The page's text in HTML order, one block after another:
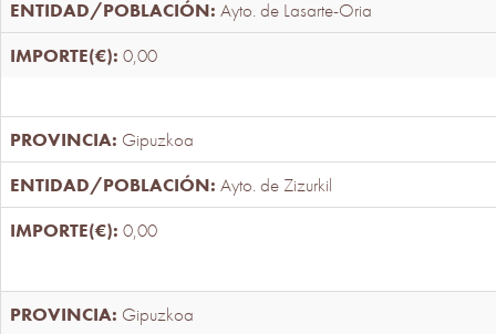
Ayto. de Lasarte-Oria
0,00
Gipuzkoa
Ayto. de Zizurkil
0,00
Gipuzkoa